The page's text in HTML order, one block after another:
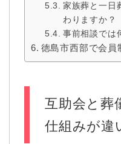
家族葬と一日
わりますか？
事前相談では
徳島市西部で会員
互助会と葬
仕組みが違